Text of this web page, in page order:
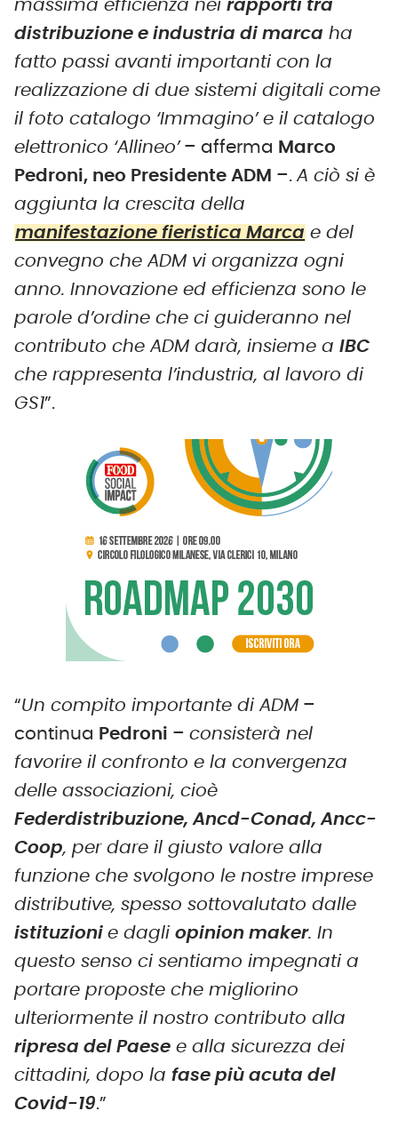
massima efficienza nei rapporti tra
distribuzione e industria di marca ha
fatto passi avanti importanti con la
realizzazione di due sistemi digitali come
il foto catalogo ‘Immagino’ e il catalogo
elettronico ‘Allineo’– afferma Marco
Pedroni, neo Presidente ADM –. A ciò si è
aggiunta la crescita della
manifestazione fieristica Marca e del
convegno che ADM vi organizza ogni
anno. Innovazione ed efficienza sono le
parole d’ordine che ci guideranno nel
contributo che ADM darà, insieme a IBC
che rappresenta l’industria, al lavoro di
GS1”.
“Un compito importante di ADM –
continua Pedroni – consisterà nel
favorire il confronto e la convergenza
delle associazioni, cioè
Federdistribuzione, Ancd-Conad, Ancc-
Coop, per dare il giusto valore alla
funzione che svolgono le nostre imprese
distributive, spesso sottovalutato dalle
istituzioni e dagli opinion maker. In
questo senso ci sentiamo impegnati a
portare proposte che migliorino
ulteriormente il nostro contributo alla
ripresa del Paese e alla sicurezza dei
cittadini, dopo la fase più acuta del
Covid-19.”